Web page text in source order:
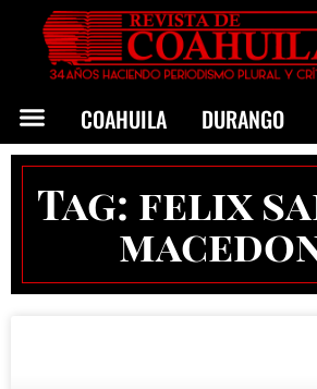
COAHUILA DURANGO
Tag: felix